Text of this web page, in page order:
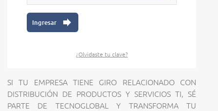
Ingresar forward
¿Olvidaste tu clave?
SI TU EMPRESA TIENE GIRO RELACIONADO CON
DISTRIBUCIÓN DE PRODUCTOS Y SERVICIOS TI, SÉ
PARTE DE TECNOGLOBAL Y TRANSFORMA TU